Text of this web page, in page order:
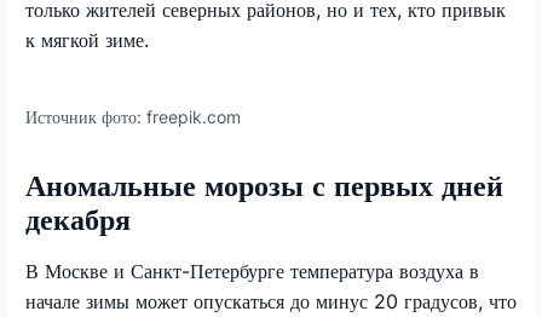
только жителей северных районов, но и тех, кто привык
к мягкой зиме.
Источник фото: freepik.com
Аномальные морозы с первых дней
декабря
В Москве и Санкт-Петербурге температура воздуха в
начале зимы может опускаться до минус 20 градусов, что